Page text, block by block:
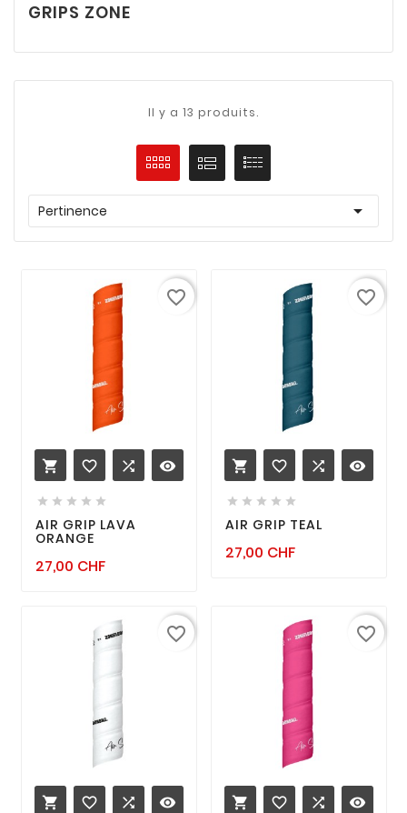
GRIPS ZONE
Il y a 13 produits.
Pertinence 
 favorite_border  remove_red_eye
    
AIR GRIP LAVA
ORANGE
27,00 CHFPrix
favorite_border
 favorite_border  remove_red_eye
    
AIR GRIP TEAL
27,00 CHFPrix
favorite_border
 favorite_border  remove_red_eye
favorite_border
 favorite_border  remove_red_eye
favorite_border